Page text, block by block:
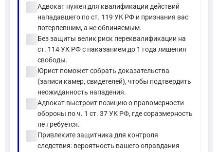
Адвокат нужен для квалификации действий
нападавшего по ст. 119 УК РФ и признания вас
потерпевшим, а не обвиняемым.
Без защиты велик риск переквалификации на
ст. 114 УК РФ с наказанием до 1 года лишения
свободы.
Юрист поможет собрать доказательства
(записи камер, свидетелей), чтобы подтвердить
неожиданность нападения.
Адвокат выстроит позицию о правомерности
обороны по ч. 1 ст. 37 УК РФ, где соразмерность
не требуется.
Привлеките защитника для контроля
следствия: вероятность вашего оправдания